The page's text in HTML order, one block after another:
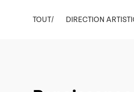
TOUT/ DIRECTION